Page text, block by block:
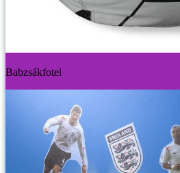
Babzsákfotel